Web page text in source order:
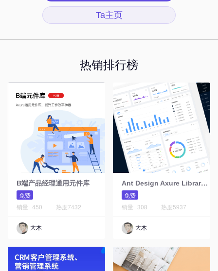
Ta主页
热销排行榜
B端产品经理通用元件库
免费
销量 450 热度7432
大木
A
nt Design Axure Library元件库Web版
免费
销量 308 热度5937
大木